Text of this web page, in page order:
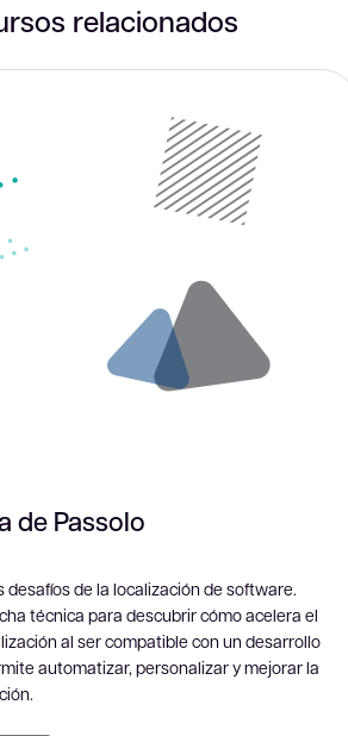
relacionados
de Passolo
desafíos de la localización de software.
técnica para descubrir cómo acelera el
al ser compatible con un desarrollo
automatizar, personalizar y mejorar la